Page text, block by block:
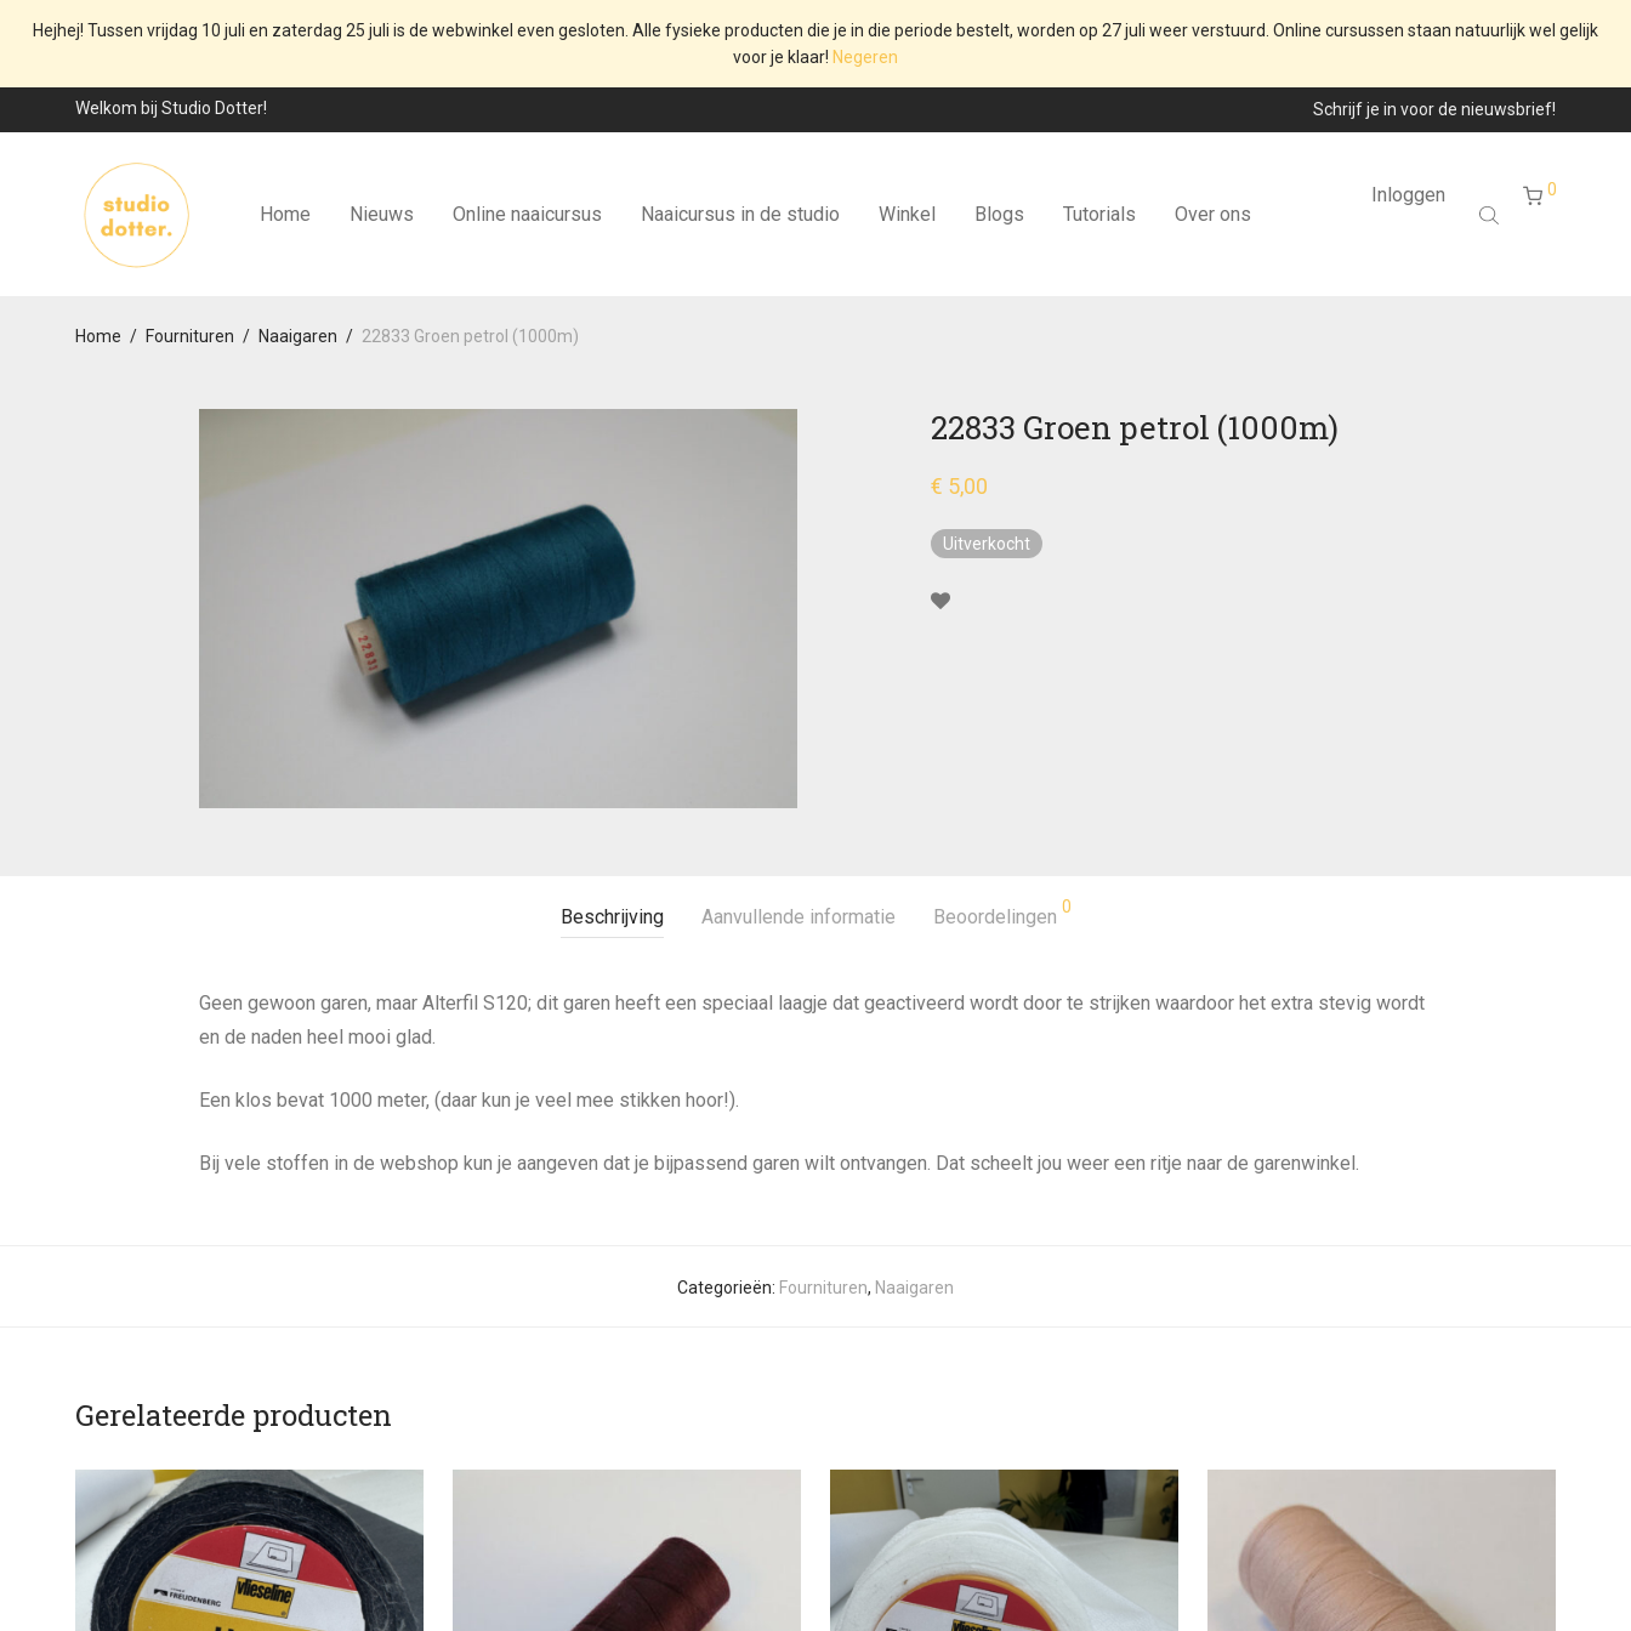
Hejhej! Tussen vrijdag 10 juli en zaterdag 25 juli is de webwinkel even gesloten. Alle fysieke producten die je in die periode bestelt, worden op 27 juli weer verstuurd. Online cursussen staan natuurlijk wel gelijk
voor je klaar! Negeren
Welkom bij Studio Dotter! Schrijf je in voor de nieuwsbrief!
Home Nieuws Online naaicursus Naaicursus in de studio Winkel Blogs Tutorials Over ons
Inloggen 0
Home / Fournituren / Naaigaren / 22833 Groen petrol (1000m)
22833 Groen petrol (1000m)
€ 5,00
Uitverkocht
Beschrijving Aanvullende informatie Beoordelingen 0
Geen gewoon garen, maar Alterfil S120; dit garen heeft een speciaal laagje dat geactiveerd wordt door te strijken waardoor het extra stevig wordt
en de naden heel mooi glad.
Een klos bevat 1000 meter, (daar kun je veel mee stikken hoor!).
Bij vele stoffen in de webshop kun je aangeven dat je bijpassend garen wilt ontvangen. Dat scheelt jou weer een ritje naar de garenwinkel.
Categorieën: Fournituren, Naaigaren
Gerelateerde producten